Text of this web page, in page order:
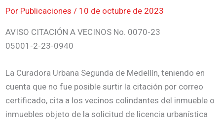
Por Publicaciones / 10 de octubre de 2023
AVISO CITACIÓN A VECINOS No. 0070-23
05001-2-23-0940
La Curadora Urbana Segunda de Medellín, teniendo en
cuenta que no fue posible surtir la citación por correo
certificado, cita a los vecinos colindantes del inmueble o
inmuebles objeto de la solicitud de licencia urbanística